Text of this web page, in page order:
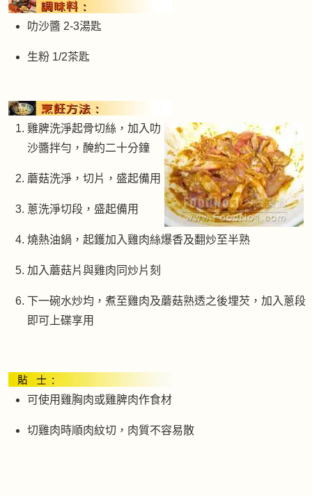
叻沙醬 2-3湯匙
生粉 1/2茶匙
雞脾洗淨起骨切絲，加入叻
沙醬拌勻，醃約二十分鐘
蘑菇洗淨，切片，盛起備用
蔥洗淨切段，盛起備用
燒熱油鍋，起鑊加入雞肉絲爆香及翻炒至半熟
加入蘑菇片與雞肉同炒片刻
下一碗水炒均，煮至雞肉及蘑菇熟透之後埋芡，加入蔥段
即可上碟享用
可使用雞胸肉或雞脾肉作食材
切雞肉時順肉紋切，肉質不容易散